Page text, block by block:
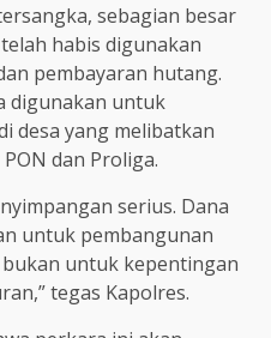
sebagian besar
habis digunakan
pembayaran hutang.
digunakan untuk
desa yang melibatkan
dan Proliga.
serius. Dana
untuk pembangunan
untuk kepentingan
tegas Kapolres.